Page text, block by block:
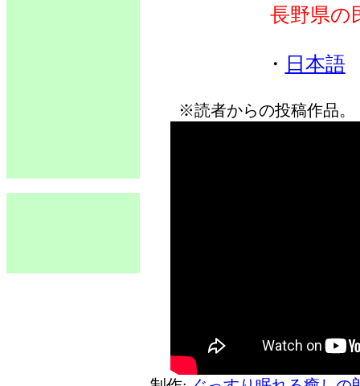
長野県の
・ 日本語
※読者からの投稿作品